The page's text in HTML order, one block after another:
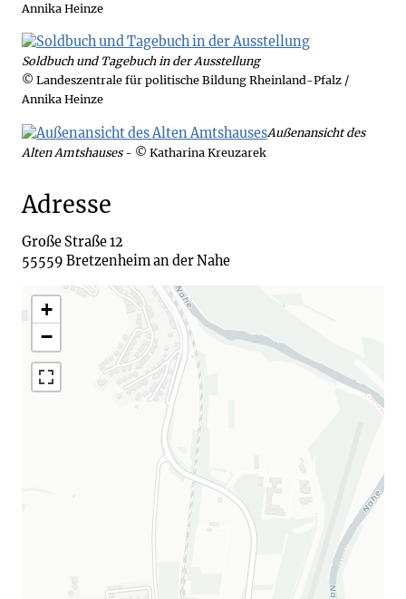
Annika Heinze
Soldbuch und Tagebuch in der Ausstellung
© Landeszentrale für politische Bildung Rheinland-Pfalz /
Annika Heinze
Außenansicht des
Alten Amtshauses- © Katharina Kreuzarek
Adresse
Große Straße 12
+
−